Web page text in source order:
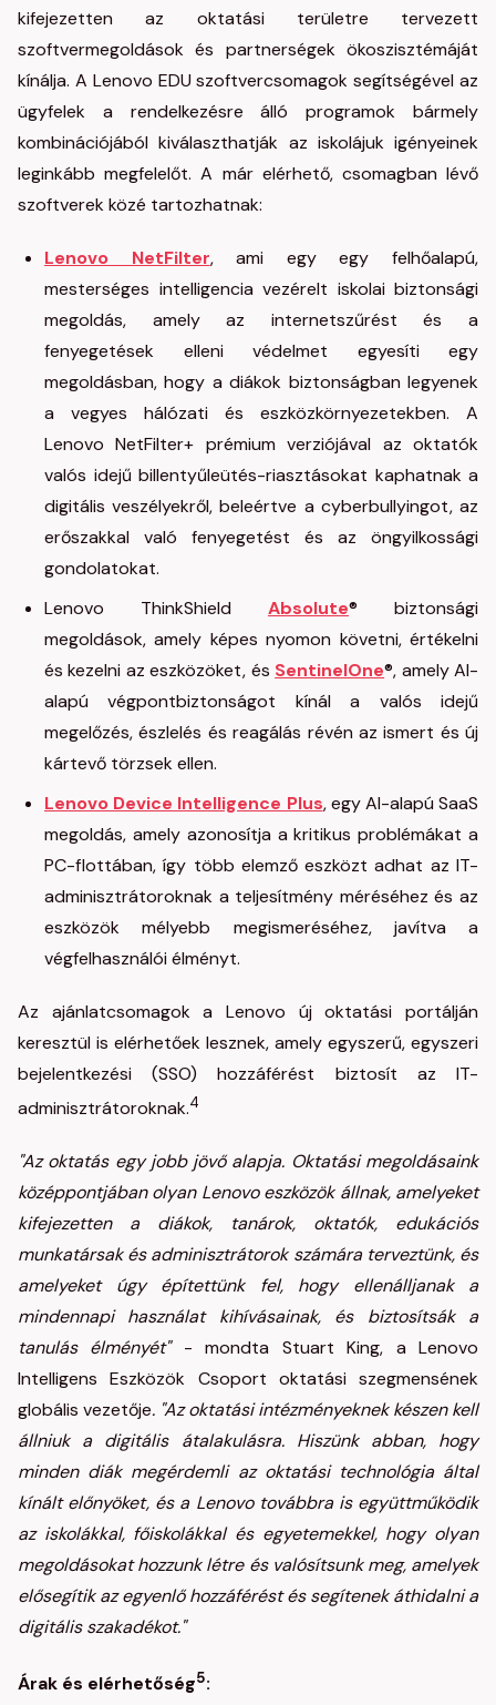
kifejezetten az oktatási területre tervezett
szoftvermegoldások és partnerségek ökoszisztémáját
kínálja. A Lenovo EDU szoftvercsomagok segítségével az
ügyfelek a rendelkezésre álló programok bármely
kombinációjából kiválaszthatják az iskolájuk igényeinek
leginkább megfelelőt. A már elérhető, csomagban lévő
szoftverek közé tartozhatnak:
Lenovo NetFilter, ami egy egy felhőalapú,
mesterséges intelligencia vezérelt iskolai biztonsági
megoldás, amely az internetszűrést és a
fenyegetések elleni védelmet egyesíti egy
megoldásban, hogy a diákok biztonságban legyenek
a vegyes hálózati és eszközkörnyezetekben. A
Lenovo NetFilter+ prémium verziójával az oktatók
valós idejű billentyűleütés-riasztásokat kaphatnak a
digitális veszélyekről, beleértve a cyberbullyingot, az
erőszakkal való fenyegetést és az öngyilkossági
gondolatokat.
Lenovo ThinkShield Absolute® biztonsági
megoldások, amely képes nyomon követni, értékelni
és kezelni az eszközöket, és SentinelOne®, amely AI-
alapú végpontbiztonságot kínál a valós idejű
megelőzés, észlelés és reagálás révén az ismert és új
kártevő törzsek ellen.
Lenovo Device Intelligence Plus, egy AI-alapú SaaS
megoldás, amely azonosítja a kritikus problémákat a
PC-flottában, így több elemző eszközt adhat az IT-
adminisztrátoroknak a teljesítmény méréséhez és az
eszközök mélyebb megismeréséhez, javítva a
végfelhasználói élményt.
Az ajánlatcsomagok a Lenovo új oktatási portálján
keresztül is elérhetőek lesznek, amely egyszerű, egyszeri
bejelentkezési (SSO) hozzáférést biztosít az IT-
adminisztrátoroknak.4
"Az oktatás egy jobb jövő alapja. Oktatási megoldásaink
középpontjában olyan Lenovo eszközök állnak, amelyeket
kifejezetten a diákok, tanárok, oktatók, edukációs
munkatársak és adminisztrátorok számára terveztünk, és
amelyeket úgy építettünk fel, hogy ellenálljanak a
mindennapi használat kihívásainak, és biztosítsák a
tanulás élményét"- mondta Stuart King, a Lenovo
Intelligens Eszközök Csoport oktatási szegmensének
globális vezetője. "Az oktatási intézményeknek készen kell
állniuk a digitális átalakulásra. Hiszünk abban, hogy
minden diák megérdemli az oktatási technológia által
kínált előnyöket, és a Lenovo továbbra is együttműködik
az iskolákkal, főiskolákkal és egyetemekkel, hogy olyan
megoldásokat hozzunk létre és valósítsunk meg, amelyek
elősegítik az egyenlő hozzáférést és segítenek áthidalni a
digitális szakadékot."
Árak és elérhetőség5: